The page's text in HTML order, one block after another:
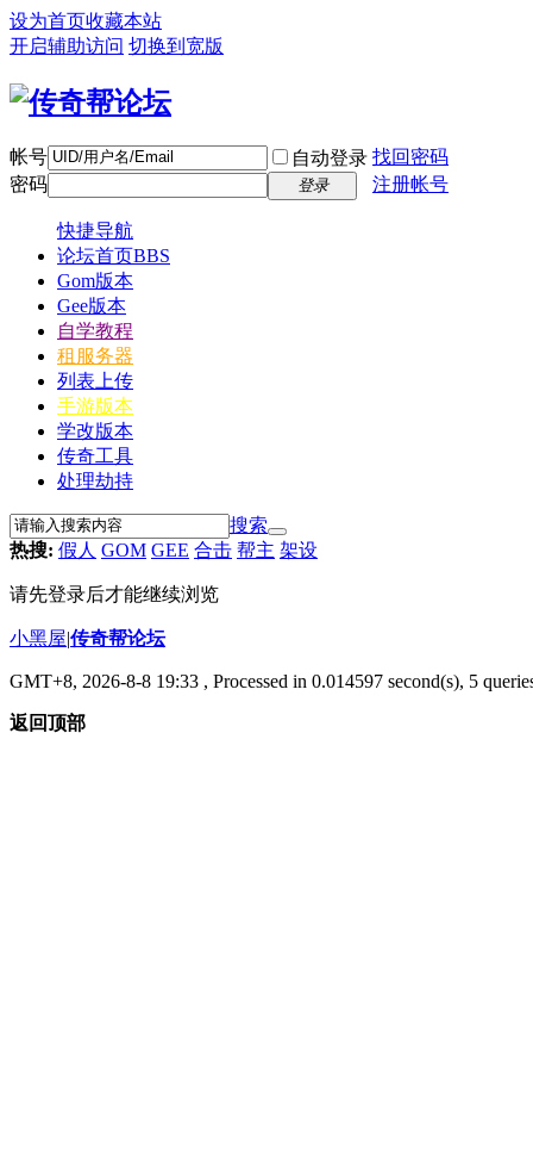
设为首页收藏本站
开启辅助访问 切换到宽版
帐号 自动登录 找回密码
密码
登录 注册帐号
快捷导航
论坛首页BBS
Gom版本
Gee版本
自学教程
租服务器
列表上传
手游版本
学改版本
传奇工具
处理劫持
搜索
热搜: 假人 GOM GEE 合击 帮主 架设
请先登录后才能继续浏览
小黑屋|传奇帮论坛
GMT+8, 2026-8-8 19:33 , Processed in 0.014597 second(s), 5
返回顶部